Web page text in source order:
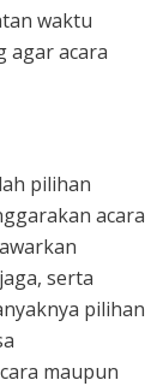
waktu
agar acara
pilihan
acara
serta
pilihan
maupun